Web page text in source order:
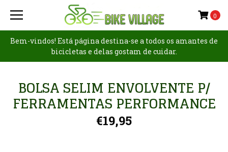
Bem-vindos! Está página destina-se a todos os amantes de
bicicletas e delas gostam de cuidar.
0
BOLSA SELIM ENVOLVENTE P/
FERRAMENTAS PERFORMANCE
€19,95